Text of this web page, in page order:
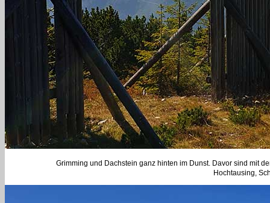
Grimming und Dachstein ganz hinten im Dunst. Davor sind mit
Hochtausing,